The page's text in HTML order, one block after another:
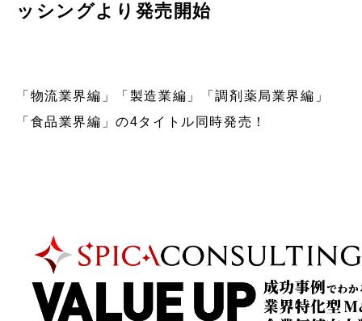
ッシングより発売開始
「物流業界編」「製造業編」「調剤薬局業界編」
「食品業界編」の4タイトル同時発売！